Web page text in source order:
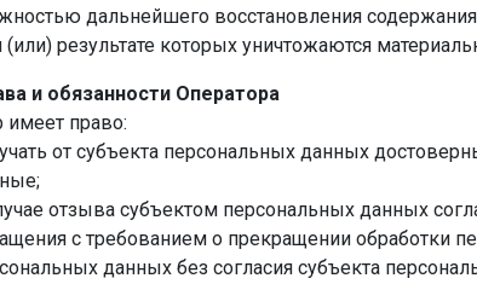
дальнейшего восстановления
результате которых уничтожаются
и обязанности Оператора
имеет право:
от субъекта персональных данных
отзыва субъектом персональных данных
с требованием о прекращении обработки
данных без согласия субъекта